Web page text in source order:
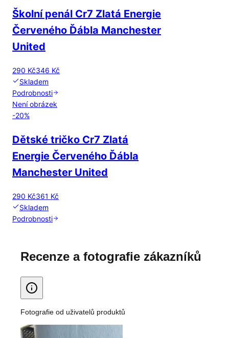
Školní penál Cr7 Zlatá Energie
Červeného Ďábla Manchester
United
290 Kč346 Kč
Skladem
Podrobnosti
Není obrázek
-20%
Dětské tričko Cr7 Zlatá
Energie Červeného Ďábla
Manchester United
290 Kč361 Kč
Skladem
Podrobnosti
Recenze a fotografie zákazníků
Fotografie od uživatelů produktů